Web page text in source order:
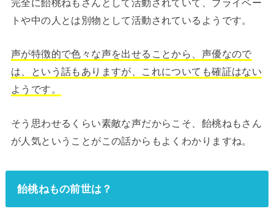
完全に飴桃ねもさんとして活動されていて、プライベー
トや中の人とは別物として活動されているようです。
声が特徴的で色々な声を出せることから、声優なので
は、という話もありますが、これについても確証はない
ようです。
そう思わせるくらい素敵な声だからこそ、飴桃ねもさん
が人気ということがこの話からもよくわかりますね。
飴桃ねもの前世は？